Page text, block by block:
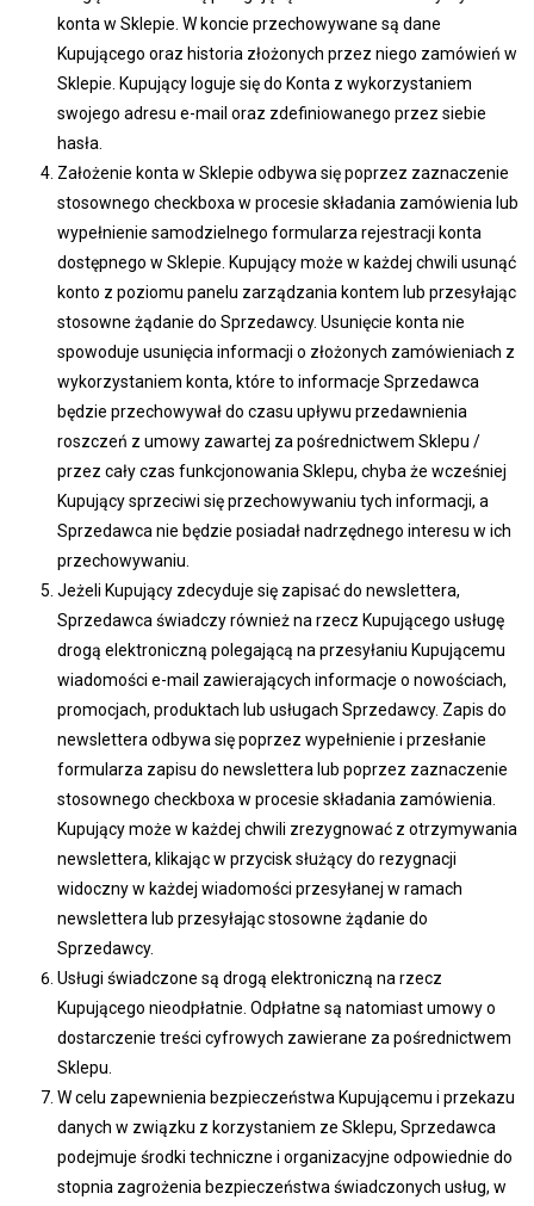
konta w Sklepie. W koncie przechowywane są dane
Kupującego oraz historia złożonych przez niego zamówień w
Sklepie. Kupujący loguje się do Konta z wykorzystaniem
swojego adresu e-mail oraz zdefiniowanego przez siebie
hasła.
Założenie konta w Sklepie odbywa się poprzez zaznaczenie
stosownego checkboxa w procesie składania zamówienia lub
wypełnienie samodzielnego formularza rejestracji konta
dostępnego w Sklepie. Kupujący może w każdej chwili usunąć
konto z poziomu panelu zarządzania kontem lub przesyłając
stosowne żądanie do Sprzedawcy. Usunięcie konta nie
spowoduje usunięcia informacji o złożonych zamówieniach z
wykorzystaniem konta, które to informacje Sprzedawca
będzie przechowywał do czasu upływu przedawnienia
roszczeń z umowy zawartej za pośrednictwem Sklepu /
przez cały czas funkcjonowania Sklepu, chyba że wcześniej
Kupujący sprzeciwi się przechowywaniu tych informacji, a
Sprzedawca nie będzie posiadał nadrzędnego interesu w ich
przechowywaniu.
Jeżeli Kupujący zdecyduje się zapisać do newslettera,
Sprzedawca świadczy również na rzecz Kupującego usługę
drogą elektroniczną polegającą na przesyłaniu Kupującemu
wiadomości e-mail zawierających informacje o nowościach,
promocjach, produktach lub usługach Sprzedawcy. Zapis do
newslettera odbywa się poprzez wypełnienie i przesłanie
formularza zapisu do newslettera lub poprzez zaznaczenie
stosownego checkboxa w procesie składania zamówienia.
Kupujący może w każdej chwili zrezygnować z otrzymywania
newslettera, klikając w przycisk służący do rezygnacji
widoczny w każdej wiadomości przesyłanej w ramach
newslettera lub przesyłając stosowne żądanie do
Sprzedawcy.
Usługi świadczone są drogą elektroniczną na rzecz
Kupującego nieodpłatnie. Odpłatne są natomiast umowy o
dostarczenie treści cyfrowych zawierane za pośrednictwem
Sklepu.
W celu zapewnienia bezpieczeństwa Kupującemu i przekazu
danych w związku z korzystaniem ze Sklepu, Sprzedawca
podejmuje środki techniczne i organizacyjne odpowiednie do
stopnia zagrożenia bezpieczeństwa świadczonych usług, w